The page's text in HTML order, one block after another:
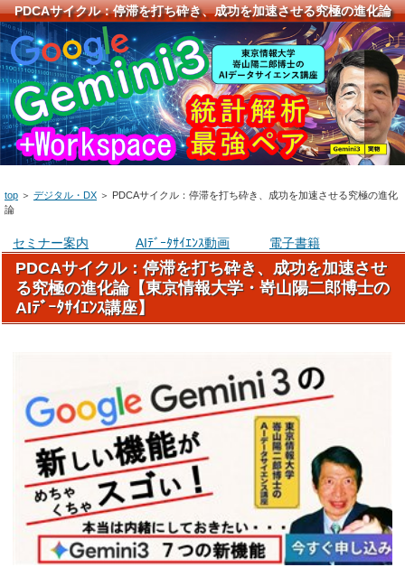
PDCAサイクル：停滞を打ち砕き、成功を加速させる究極の進化論
top ＞ デジタル・DX ＞ PDCAサイクル：停滞を打ち砕き、成功を加速させる究極の進化
論
セミナー案内 AIﾃﾞｰﾀｻｲｴﾝｽ動画 電子書籍
PDCAサイクル：停滞を打ち砕き、成功を加速させ
る究極の進化論【東京情報大学・嵜山陽二郎博士の
AIﾃﾞｰﾀｻｲｴﾝｽ講座】